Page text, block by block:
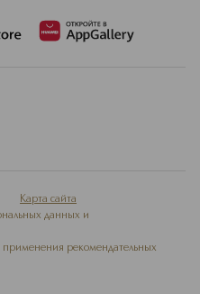
Карта сайта
данных и
применения рекомендательных